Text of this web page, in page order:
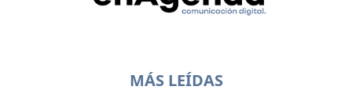
MÁS LEÍDAS